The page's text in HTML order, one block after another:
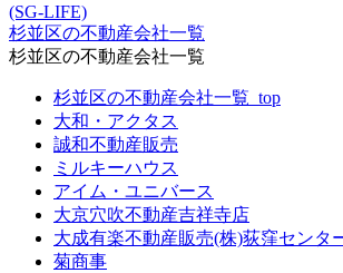
杉並区の不動産会社一覧
杉並区の不動産会社一覧
杉並区の不動産会社一覧_top
大和・アクタス
誠和不動産販売
ミルキーハウス
アイム・ユニバース
大京穴吹不動産吉祥寺店
大成有楽不動産販売(株)荻窪センタ
菊商事